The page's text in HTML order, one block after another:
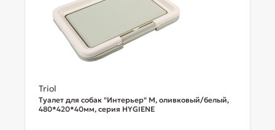
Triol
Туалет для собак "Интерьер" M, оливковый/белый,
480*420*40мм, серия HYGIENE